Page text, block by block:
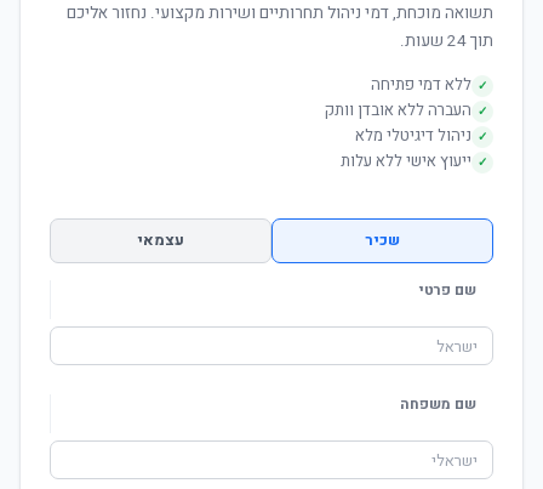
תשואה מוכחת, דמי ניהול תחרותיים ושירות מקצועי. נחזור אליכם
תוך 24 שעות.
✓ ללא דמי פתיחה
✓ העברה ללא אובדן וותק
✓ ניהול דיגיטלי מלא
✓ ייעוץ אישי ללא עלות
שכיר עצמאי
שם פרטי
שם משפחה